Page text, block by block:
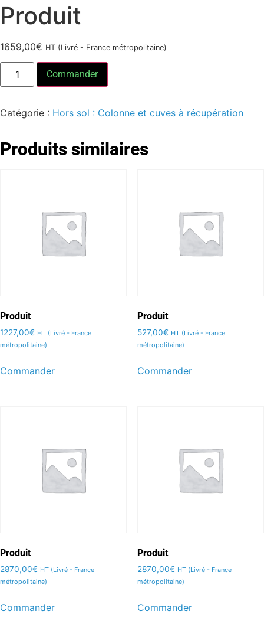
Produit
1659,00€ HT (Livré - France métropolitaine)
Commander
Catégorie : Hors sol : Colonne et cuves à récupération
Produits similaires
Produit
1227,00€ HT (Livré - France
métropolitaine)
Commander
Produit
527,00€ HT (Livré - France
métropolitaine)
Commander
Produit
2870,00€ HT (Livré - France
métropolitaine)
Commander
Produit
2870,00€ HT (Livré - France
métropolitaine)
Commander